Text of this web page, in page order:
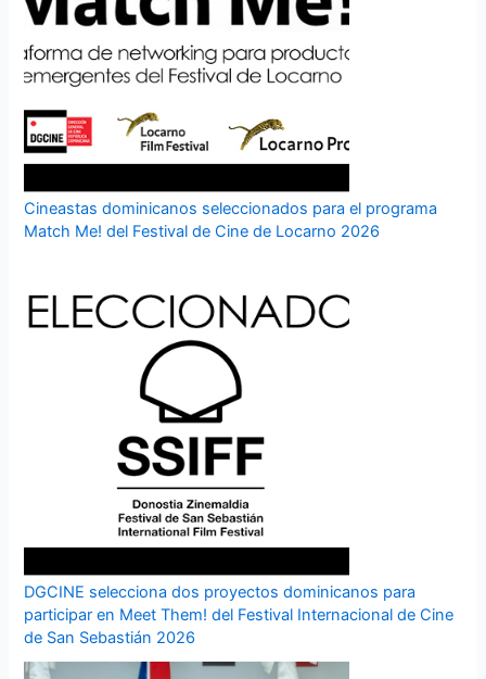
Cineastas dominicanos seleccionados para el programa
Match Me! del Festival de Cine de Locarno 2026
DGCINE selecciona dos proyectos dominicanos para
participar en Meet Them! del Festival Internacional de Cine
de San Sebastián 2026